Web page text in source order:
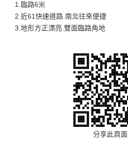
1.臨路6米
2.近61快速道路.南北往來便捷
3.地形方正漂亮.雙面臨路角地
分享此頁面